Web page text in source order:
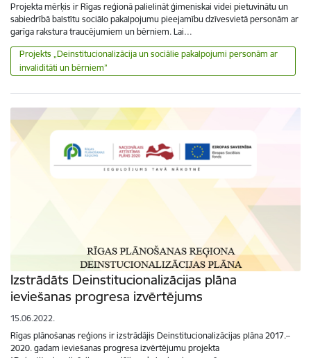
Projekta mērķis ir Rīgas reģionā palielināt ģimeniskai videi pietuvinātu un
sabiedrībā balstītu sociālo pakalpojumu pieejamību dzīvesvietā personām ar
garīga rakstura traucējumiem un bērniem. Lai…
Projekts „Deinstitucionalizācija un sociālie pakalpojumi personām ar
invaliditāti un bērniem”
Izstrādāts Deinstitucionalizācijas plāna
ieviešanas progresa izvērtējums
15.06.2022.
Rīgas plānošanas reģions ir izstrādājis Deinstitucionalizācijas plāna 2017.–
2020. gadam ieviešanas progresa izvērtējumu projekta